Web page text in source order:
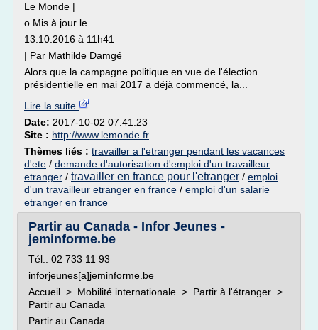
Le Monde |
o Mis à jour le
13.10.2016 à 11h41
| Par Mathilde Damgé
Alors que la campagne politique en vue de l'élection
présidentielle en mai 2017 a déjà commencé, la...
Lire la suite
Date: 2017-10-02 07:41:23
Site : http://www.lemonde.fr
Thèmes liés : travailler a l'etranger pendant les vacances
d'ete / demande d'autorisation d'emploi d'un travailleur
etranger / travailler en france pour l'etranger / emploi
d'un travailleur etranger en france / emploi d'un salarie
etranger en france
Partir au Canada - Infor Jeunes -
jeminforme.be
Tél.: 02 733 11 93
inforjeunes[a]jeminforme.be
Accueil > Mobilité internationale > Partir à l'étranger >
Partir au Canada
Partir au Canada